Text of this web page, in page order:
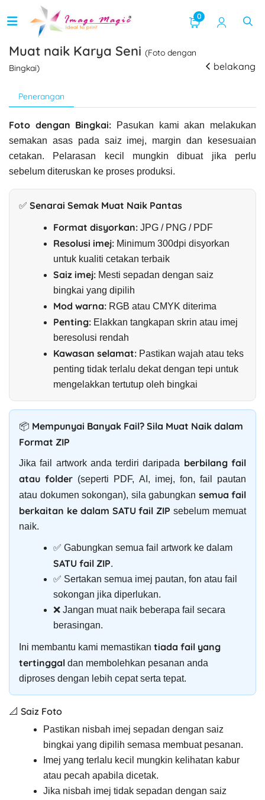
0
Muat naik Karya Seni (Foto dengan
Bingkai)
belakang
Penerangan
Foto dengan Bingkai: Pasukan kami akan melakukan
semakan asas pada saiz imej, margin dan kesesuaian
cetakan. Pelarasan kecil mungkin dibuat jika perlu
sebelum diteruskan ke proses produksi.
✅ Senarai Semak Muat Naik Pantas
Format disyorkan: JPG / PNG / PDF
Resolusi imej: Minimum 300dpi disyorkan
untuk kualiti cetakan terbaik
Saiz imej: Mesti sepadan dengan saiz
bingkai yang dipilih
Mod warna: RGB atau CMYK diterima
Penting: Elakkan tangkapan skrin atau imej
beresolusi rendah
Kawasan selamat: Pastikan wajah atau teks
penting tidak terlalu dekat dengan tepi untuk
mengelakkan tertutup oleh bingkai
📦 Mempunyai Banyak Fail? Sila Muat Naik dalam
Format ZIP
Jika fail artwork anda terdiri daripada berbilang fail
atau folder (seperti PDF, AI, imej, fon, fail pautan
atau dokumen sokongan), sila gabungkan semua fail
berkaitan ke dalam SATU fail ZIP sebelum memuat
naik.
✅ Gabungkan semua fail artwork ke dalam
SATU fail ZIP.
✅ Sertakan semua imej pautan, fon atau fail
sokongan jika diperlukan.
❌ Jangan muat naik beberapa fail secara
berasingan.
Ini membantu kami memastikan tiada fail yang
tertinggal dan membolehkan pesanan anda
diproses dengan lebih cepat serta tepat.
📐 Saiz Foto
Pastikan nisbah imej sepadan dengan saiz
bingkai yang dipilih semasa membuat pesanan.
Imej yang terlalu kecil mungkin kelihatan kabur
atau pecah apabila dicetak.
Jika nisbah imej tidak sepadan dengan saiz